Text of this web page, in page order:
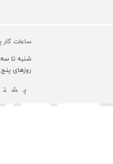
ساعات کار
شنبه تا سه شنبه از ساعت 10:00
روزهای